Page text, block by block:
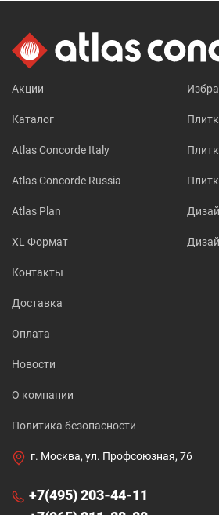
Акции
Каталог
Atlas Concorde Italy
Atlas Concorde Russia
Atlas Plan
XL Формат
Контакты
Доставка
Оплата
Новости
О компании
Политика безопасности
г. Москва, ул. Профсоюзная, 76
+7(495) 203-44-11